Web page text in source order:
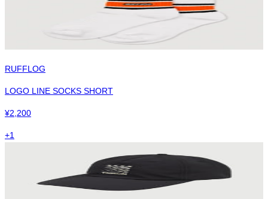
RUFFLOG
LOGO LINE SOCKS SHORT
¥2,200
+1